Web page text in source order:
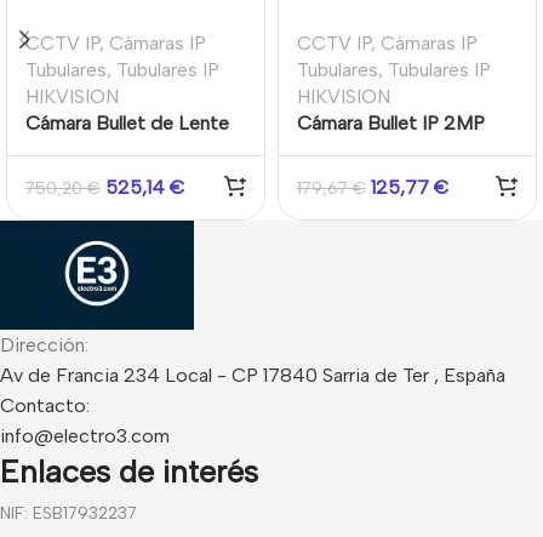
CCTV IP, Cámaras IP
Tubulares, Tubulares IP
HIKVISION
Cámara Bullet de Lente
Fijo 4MP DeepinViewX
para Protección
Perimetral Tecnología
750,20€ 525,14 €
CCTV IP, Cámaras IP
Tubulares, Tubulares IP
HIKVISION
Cámara Bullet IP 2MP
Varifocal Motorizada
2.8-12 mm H265+ SD
Card IP67 IR50m
179,67€ 125,77 €
Dirección:
Av de Francia 234 Local - CP 17840 Sarria de Ter , España
Contacto:
info@electro3.com
Enlaces de interés
NIF: ESB17932237